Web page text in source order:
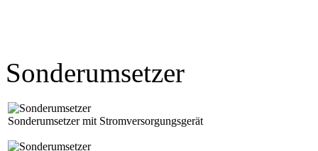
Sonderumsetzer
Sonderumsetzer mit Stromversorgungsgerät